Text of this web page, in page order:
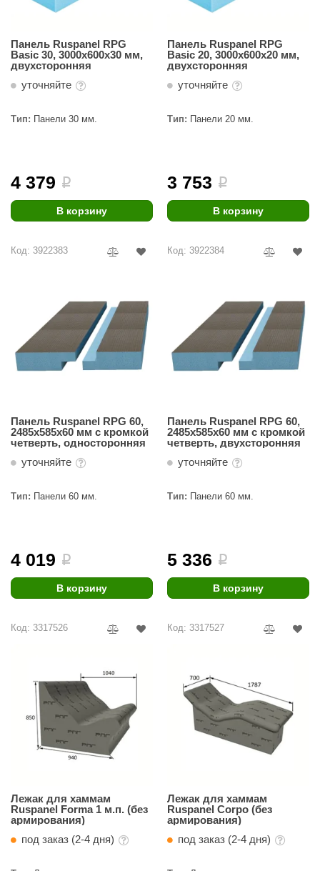
Панель Ruspanel RPG
Basic 30, 3000х600х30 мм,
двухсторонняя
уточняйте
Тип: Панели 30 мм.
4 379 i
В корзину
Панель Ruspanel RPG
Basic 20, 3000х600х20 мм,
двухсторонняя
уточняйте
Тип: Панели 20 мм.
3 753 i
В корзину
Код: 3922383
Панель Ruspanel RPG 60,
2485х585х60 мм с кромкой
четверть, односторонняя
уточняйте
Тип: Панели 60 мм.
4 019 i
В корзину
Код: 3922384
Панель Ruspanel RPG 60,
2485х585х60 мм с кромкой
четверть, двухсторонняя
уточняйте
Тип: Панели 60 мм.
5 336 i
В корзину
Код: 3317526
Лежак для хаммам
Ruspanel Forma 1 м.п. (без
армирования)
под заказ (2-4 дня)
Код: 3317527
Лежак для хаммам
Ruspanel Corpo (без
армирования)
под заказ (2-4 дня)